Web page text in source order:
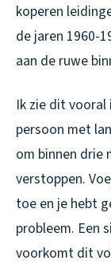
koperen
de jaren 1960-
aan de ruwe
Ik zie dit vooral
persoon met
om binnen drie
verstoppen.
toe en je hebt
probleem. Een
voorkomt dit